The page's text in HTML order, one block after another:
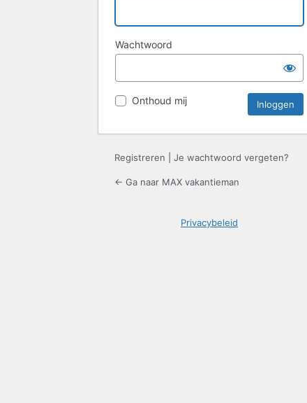
Wachtwoord
Onthoud mij
Registreren Je wachtwoord vergeten?
← Ga naar MAX vakantieman
Privacybeleid